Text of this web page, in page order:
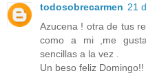
todosobrecarmen 21
Azucena ! otra de tus
como a mi ,me
sencillas a la vez .
Un beso feliz Domingo!!